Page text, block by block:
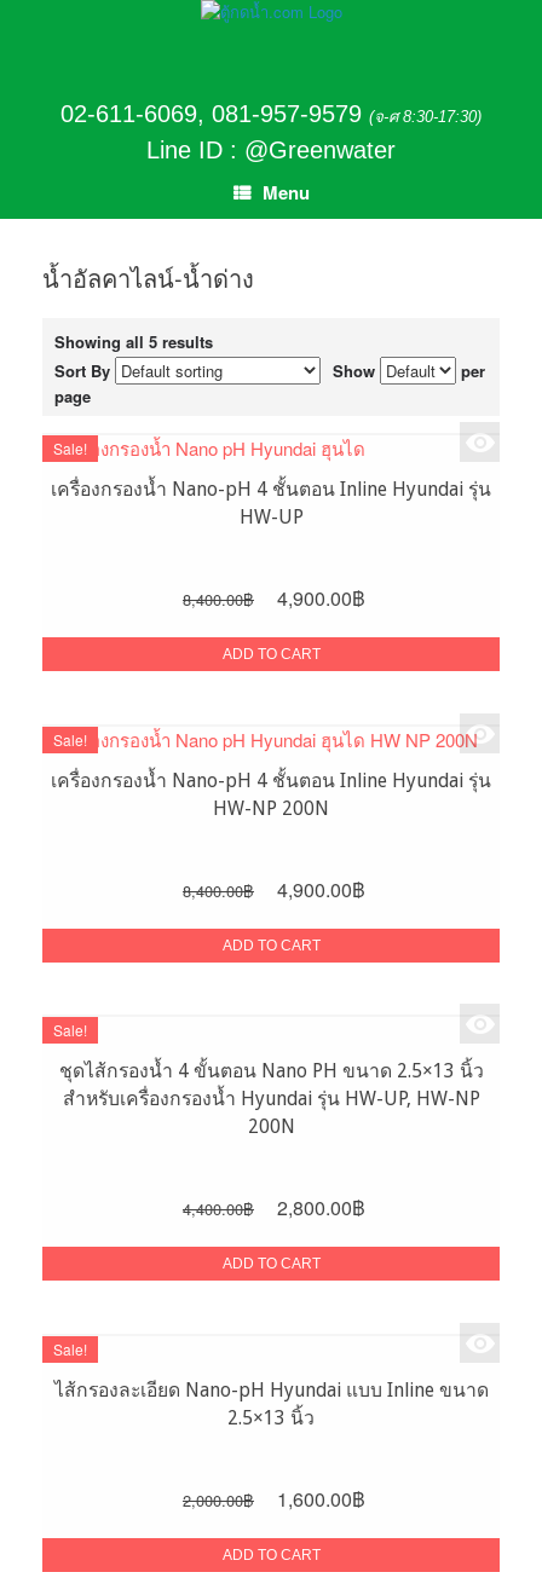
02-611-6069, 081-957-9579 (จ-ศ 8:30-17:30)
Line ID : @Greenwater
Menu
น้ำอัลคาไลน์-น้ำด่าง
Showing all 5 results
Sort By
Show
per
page
Sale!
เครื่องกรองน้ำ Nano-pH 4 ชั้นตอน Inline Hyundai รุ่น
HW-UP
8,400.00฿
Original
was:
4,900.00฿
ADD TO CART
Sale!
เครื่องกรองน้ำ Nano-pH 4 ชั้นตอน Inline Hyundai รุ่น
HW-NP 200N
8,400.00฿
Original
was:
4,900.00฿
ADD TO CART
Sale!
ชุดไส้กรองน้ำ 4 ขั้นตอน Nano PH ขนาด 2.5×13 นิ้ว
สำหรับเครื่องกรองน้ำ Hyundai รุ่น HW-UP, HW-NP
200N
4,400.00฿
Original
was:
2,800.00฿
ADD TO CART
Sale!
ไส้กรองละเอียด Nano-pH Hyundai แบบ Inline ขนาด
2.5×13 นิ้ว
2,000.00฿
Original
was:
1,600.00฿
ADD TO CART